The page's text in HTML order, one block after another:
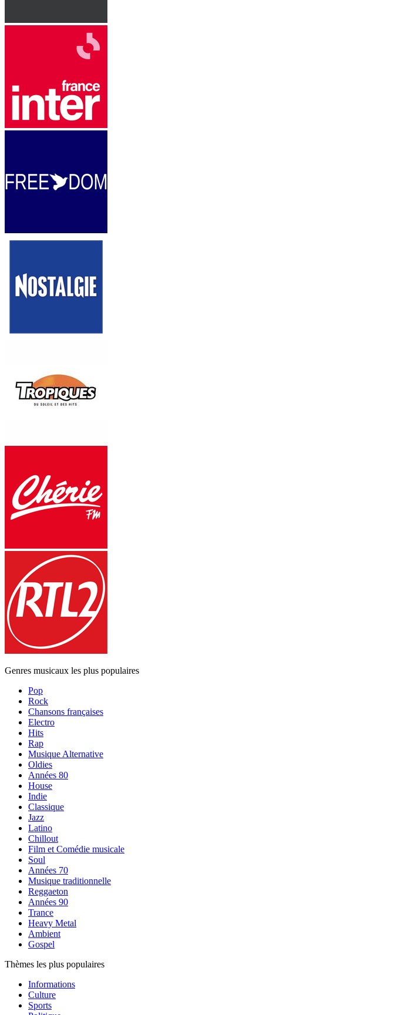
Genres musicaux les plus populaires
Pop
Rock
Chansons françaises
Electro
Hits
Rap
Musique Alternative
Oldies
Années 80
House
Indie
Classique
Jazz
Latino
Chillout
Film et Comédie musicale
Soul
Années 70
Musique traditionnelle
Reggaeton
Années 90
Trance
Heavy Metal
Ambient
Gospel
Thèmes les plus populaires
Informations
Culture
Sports